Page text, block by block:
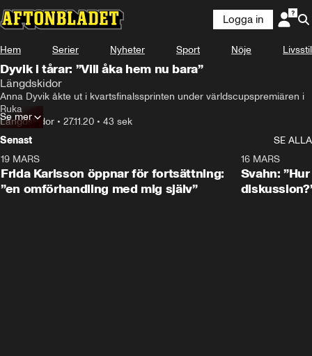
Logga in
Hem Serier Nyheter Sport Nöje Livsstil
Dyvik i tårar: ”Vill åka hem nu bara”
Längdskidor
Anna Dyvik åkte ut i kvartsfinalssprinten under världscupspremiären i
Ruka
Längdskidor • 27.11.20 • 43 sek
Se mer
Senast
SE ALLA
19 MARS
Frida Karlsson öppnar för fortsättning:
”en omförhandling med mig själv”
16 MARS
Svahn: